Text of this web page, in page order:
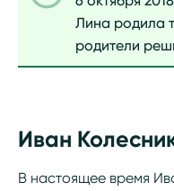
Лина родила
родители
Иван
В настоящее время